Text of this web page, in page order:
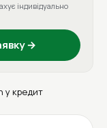
індивідуально
→
у кредит